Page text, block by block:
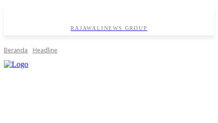
RAJAWALINEWS GROUP
Beranda Headline